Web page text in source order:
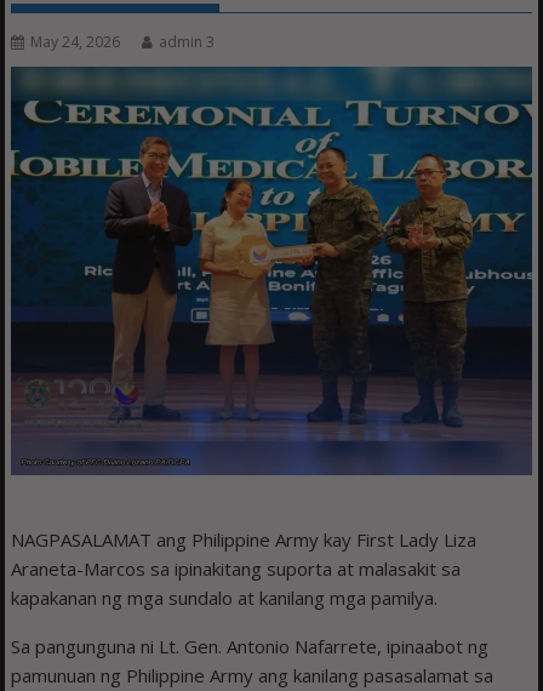
May 24, 2026 admin 3
NAGPASALAMAT ang Philippine Army kay First Lady Liza
Araneta-Marcos sa ipinakitang suporta at malasakit sa
kapakanan ng mga sundalo at kanilang mga pamilya.
Sa pangunguna ni Lt. Gen. Antonio Nafarrete, ipinaabot ng
pamunuan ng Philippine Army ang kanilang pasasalamat sa